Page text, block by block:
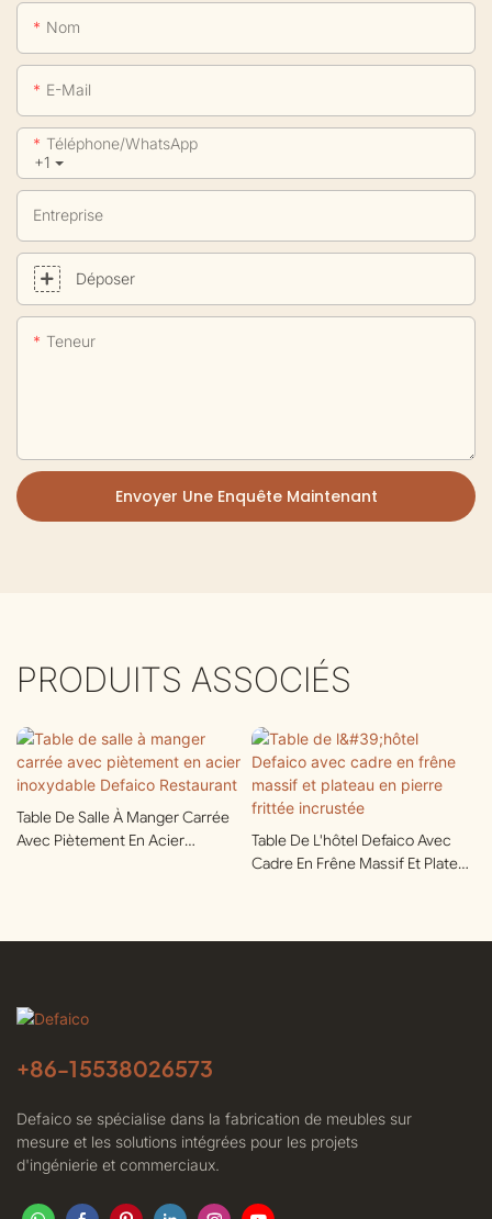
Nom
E-Mail
+1
Téléphone/WhatsApp
Entreprise
Déposer
Teneur
Envoyer Une Enquête Maintenant
PRODUITS ASSOCIÉS
Table De Salle À Manger Carrée
Avec Piètement En Acier
Table De L'hôtel Defaico Avec
Cadre En Frêne Massif Et Plateau
+86-15538026573
Defaico se spécialise dans la fabrication de meubles sur
mesure et les solutions intégrées pour les projets
d'ingénierie et commerciaux.